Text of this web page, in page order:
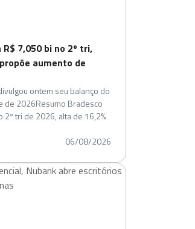
7,050 bi no 2º tri,
aumento de
ontem seu balanço do
de 2026Resumo Bradesco
2º tri de 2026, alta de 16,2%
06/08/2026